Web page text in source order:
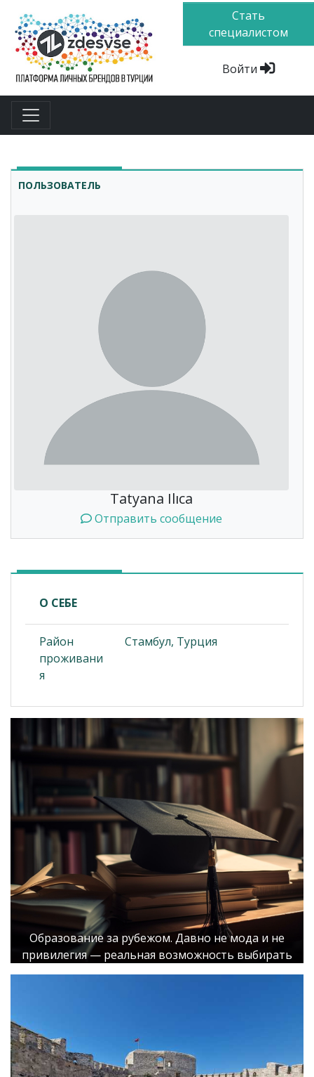
Стать
специалистом
Войти
ПОЛЬЗОВАТЕЛЬ
Tatyana Ilıca
Отправить сообщение
О СЕБЕ
Район
проживани
я
Стамбул, Турция
Образование за рубежом. Давно не мода и не
привилегия — реальная возможность выбирать